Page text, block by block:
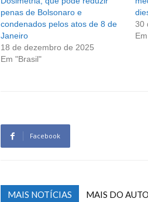
penas de Bolsonaro e
condenados pelos atos de 8 de
Janeiro
18 de dezembro de 2025
Em "Brasil"
30
Facebook
MAIS NOTÍCIAS MAIS DO